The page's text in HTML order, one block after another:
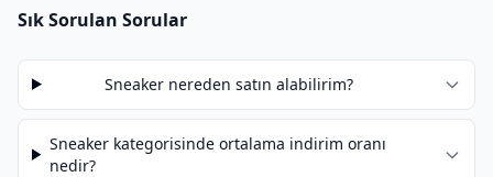
Sık Sorulan Sorular
Sneaker nereden satın alabilirim?
Sneaker kategorisinde ortalama indirim oranı
nedir?